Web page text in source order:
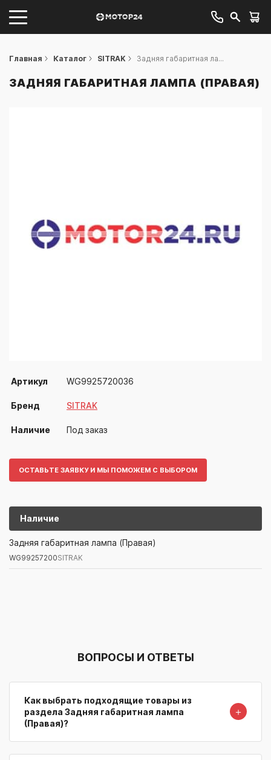
Главная Каталог SITRAK Задняя габаритная ла...
ЗАДНЯЯ ГАБАРИТНАЯ ЛАМПА (ПРАВАЯ)
Артикул WG9925720036
Бренд SITRAK
Наличие Под заказ
ОСТАВЬТЕ ЗАЯВКУ И МЫ ПОМОЖЕМ С ВЫБОРОМ
Наличие
Артикул/БрендНаименование
WG99257200SITRAK
Задняя габаритная лампа (Правая)
WG99257200SITRAK
ВОПРОСЫ И ОТВЕТЫ
Как выбрать подходящие товары из
раздела Задняя габаритная лампа
(Правая)?
＋